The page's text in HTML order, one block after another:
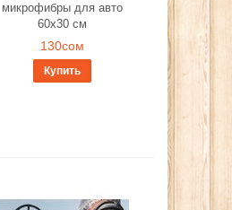
микрофибры для авто
60х30 см
130сом
Купить